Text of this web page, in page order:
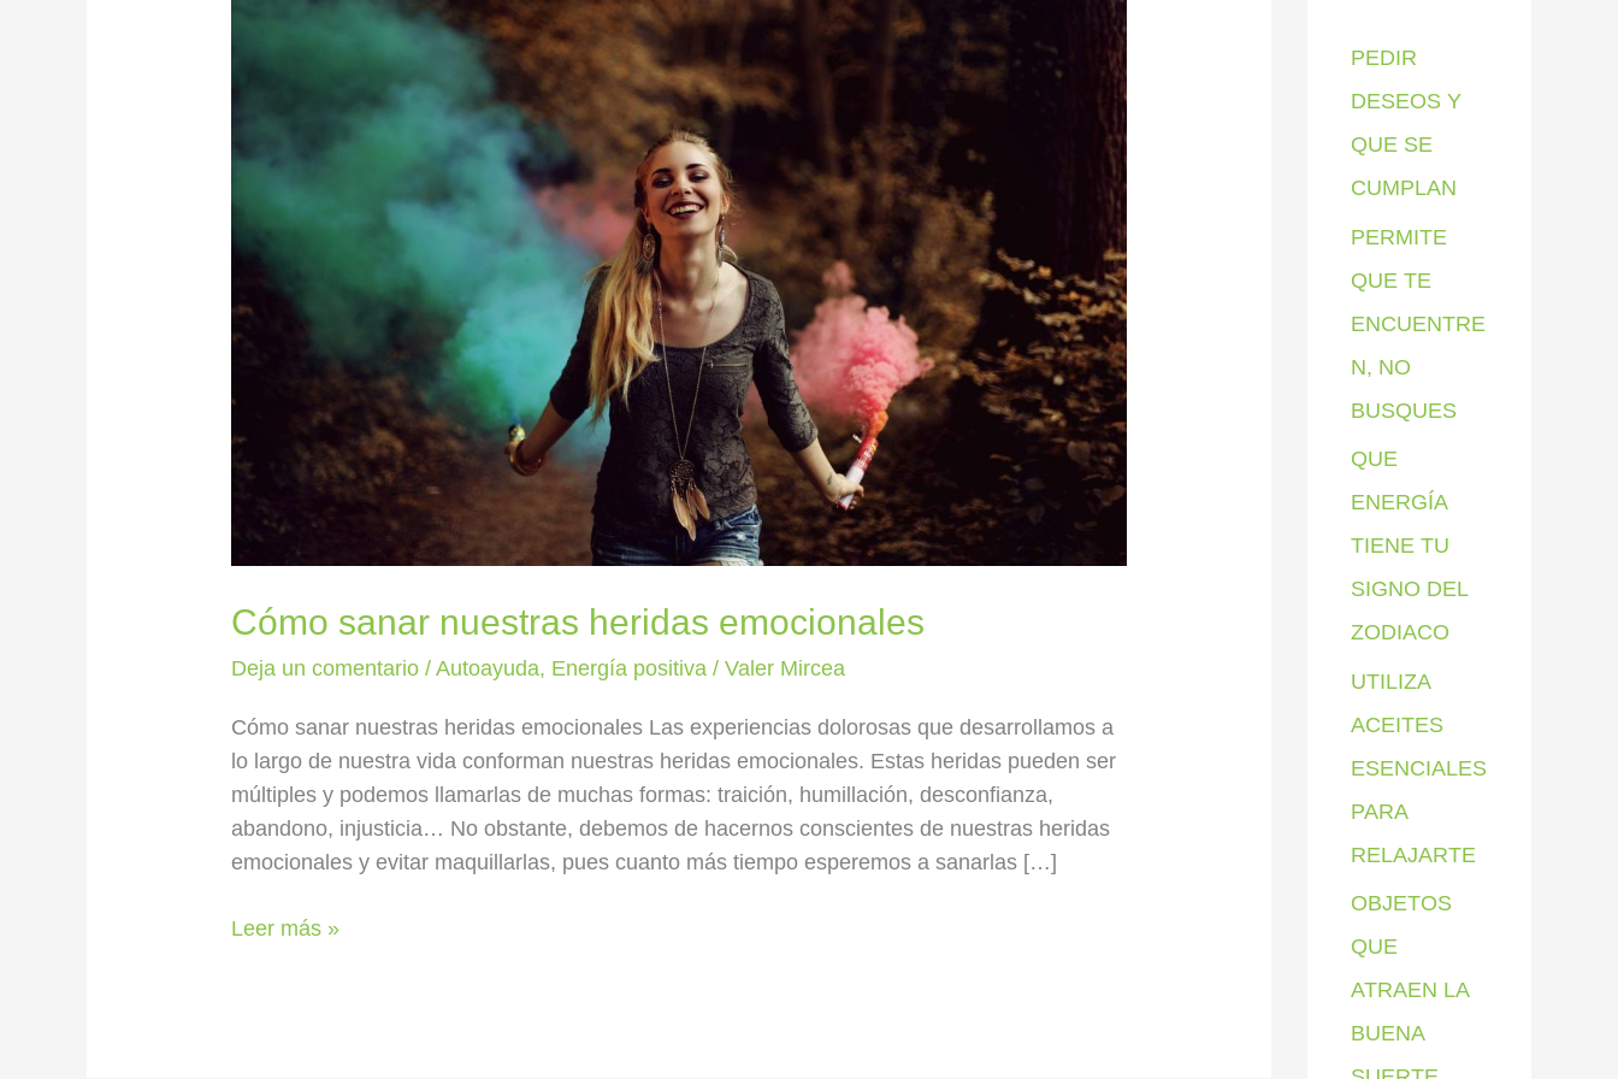
Cómo sanar nuestras heridas emocionales
Deja un comentario /Autoayuda, Energía positiva /Valer Mircea
Cómo sanar nuestras heridas emocionales Las experiencias dolorosas que desarrollamos a
lo largo de nuestra vida conforman nuestras heridas emocionales. Estas heridas pueden ser
múltiples y podemos llamarlas de muchas formas: traición, humillación, desconfianza,
abandono, injusticia… No obstante, debemos de hacernos conscientes de nuestras heridas
emocionales y evitar maquillarlas, pues cuanto más tiempo esperemos a sanarlas […]
emocionales
Leer más »
o
r
:
PEDIR
DESEOS Y
QUE SE
CUMPLAN
PERMITE
QUE TE
ENCUENTRE
N, NO
BUSQUES
QUE
ENERGÍA
TIENE TU
SIGNO DEL
ZODIACO
UTILIZA
ACEITES
ESENCIALES
PARA
RELAJARTE
OBJETOS
QUE
ATRAEN LA
BUENA